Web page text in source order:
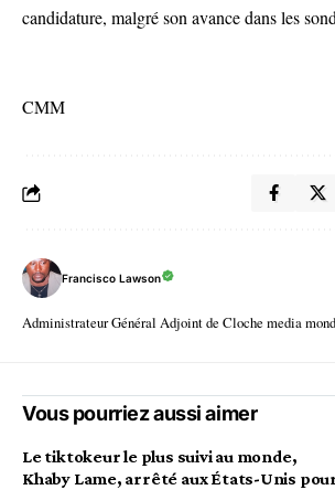
candidature, malgré son avance dans les
CMM
Francisco Lawson
Administrateur Général Adjoint de Cloche media
Vous pourriez aussi aimer
Le tiktokeur le plus suivi au monde,
Khaby Lame, arrêté aux États-Unis